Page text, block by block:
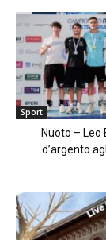
Sport
Nuoto – Leo
d’argento